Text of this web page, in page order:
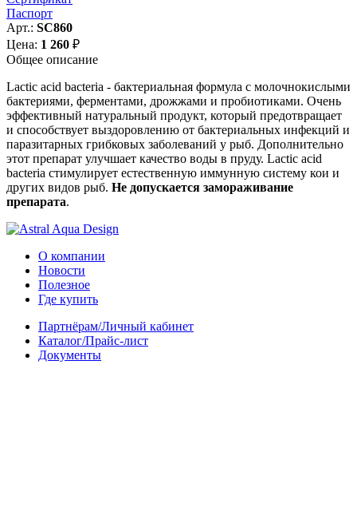
Паспорт
Арт.: SC860
Цена: 1 260 ₽
Общее описание
Lactic acid bacteria - бактериальная формула с молочнокислыми
бактериями, ферментами, дрожжами и пробиотиками. Очень
эффективный натуральный продукт, который предотвращает
и способствует выздоровлению от бактериальных инфекций и
паразитарных грибковых заболеваний у рыб. Дополнительно
этот препарат улучшает качество воды в пруду. Lactic acid
bacteria стимулирует естественную иммунную систему кои и
других видов рыб. Не допускается замораживание
препарата.
О компании
Новости
Полезное
Где купить
Партнёрам/Личный кабинет
Каталог/Прайс-лист
Документы